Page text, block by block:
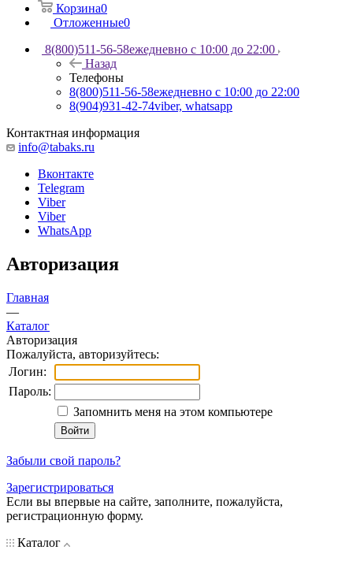
Корзина0
Отложенные0
8(800)511-56-58ежедневно с 10:00 до 22:00
Назад
Телефоны
8(800)511-56-58ежедневно с 10:00 до 22:00
8(904)931-42-74viber, whatsapp
Контактная информация
info@tabaks.ru
Вконтакте
Telegram
Viber
Viber
WhatsApp
Авторизация
Главная
—
Каталог
Авторизация
Пожалуйста, авторизуйтесь:
Логин:
Пароль:
Запомнить меня на этом компьютере
Забыли свой пароль?
Зарегистрироваться
Если вы впервые на сайте, заполните, пожалуйста,
регистрационную форму.
Каталог